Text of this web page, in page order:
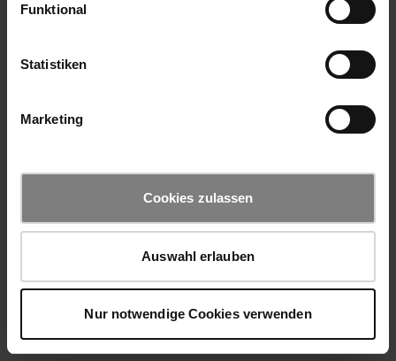
Funktional
Statistiken
Marketing
Cookies zulassen
Auswahl erlauben
Nur notwendige Cookies verwenden